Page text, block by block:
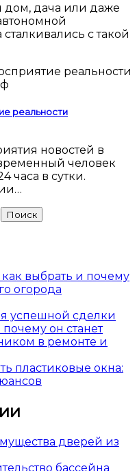
с такой
реальности
человек
часа в сутки.
выбрать и почему
огорода
успешной сделки
он станет
в ремонте и
пластиковые окна:
дверей из
бассейна